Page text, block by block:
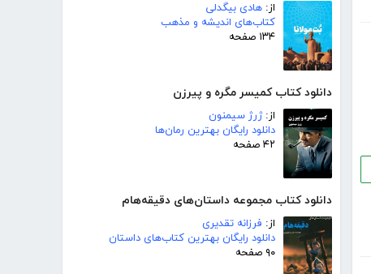
از: هادی بیگدلی
کتاب‌های اندیشه و مذهب
۱۳۴ صفحه
دانلود کتاب کمیسر مگره و پیرزن
از:ژرژ سیمنون
دانلود رایگان بهترین رمان‌ها
۴۲ صفحه
دانلود کتاب مجموعه داستان‌های دقیقه‌هام
از: فرزانه تقدیری
دانلود رایگان بهترین کتاب‌های داستان
۹۰ صفحه